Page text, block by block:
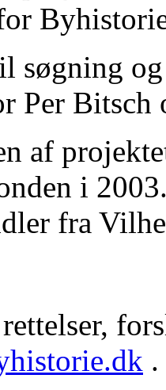
søgning
Per Bitsch
af
i
fra
.